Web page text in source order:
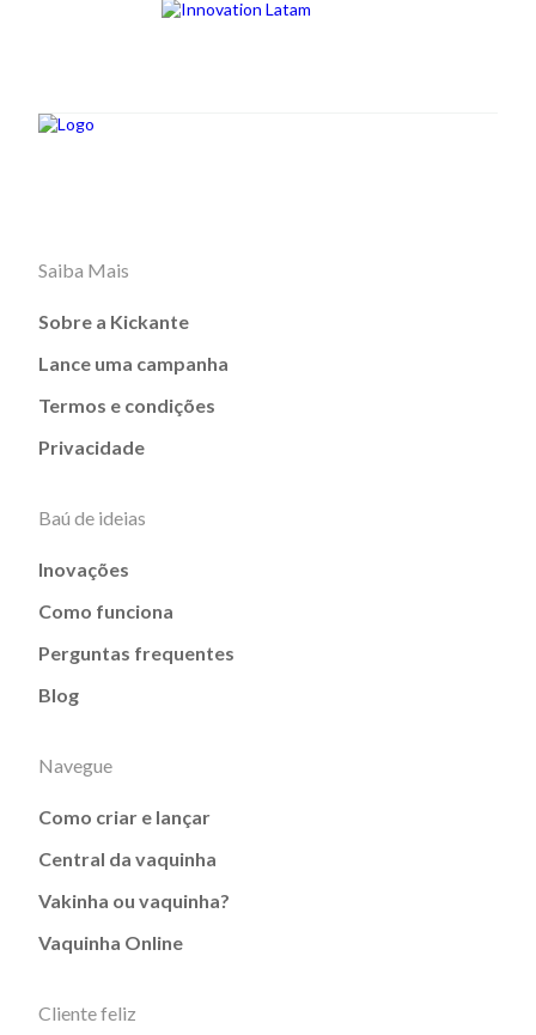
Saiba Mais
Sobre a Kickante
Lance uma campanha
Termos e condições
Privacidade
Baú de ideias
Inovações
Como funciona
Perguntas frequentes
Blog
Navegue
Como criar e lançar
Central da vaquinha
Vakinha ou vaquinha?
Vaquinha Online
Cliente feliz